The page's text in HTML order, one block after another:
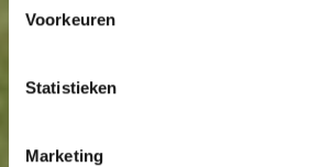
Voorkeuren
Statistieken
Marketing